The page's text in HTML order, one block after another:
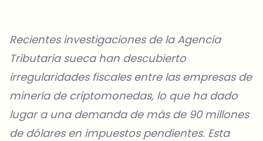
Recientes investigaciones de la Agencia
Tributaria sueca han descubierto
irregularidades fiscales entre las empresas de
minería de criptomonedas, lo que ha dado
lugar a una demanda de más de 90 millones
de dólares en impuestos pendientes. Esta